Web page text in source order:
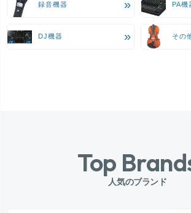
録音機器 PA機
DJ機器 その
Top
人気のブランド